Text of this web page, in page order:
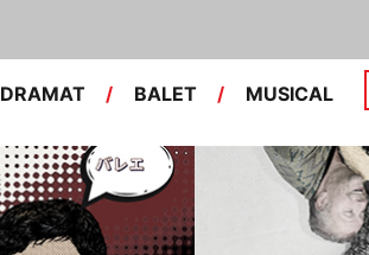
DRAMAT / BALET / MUSICAL